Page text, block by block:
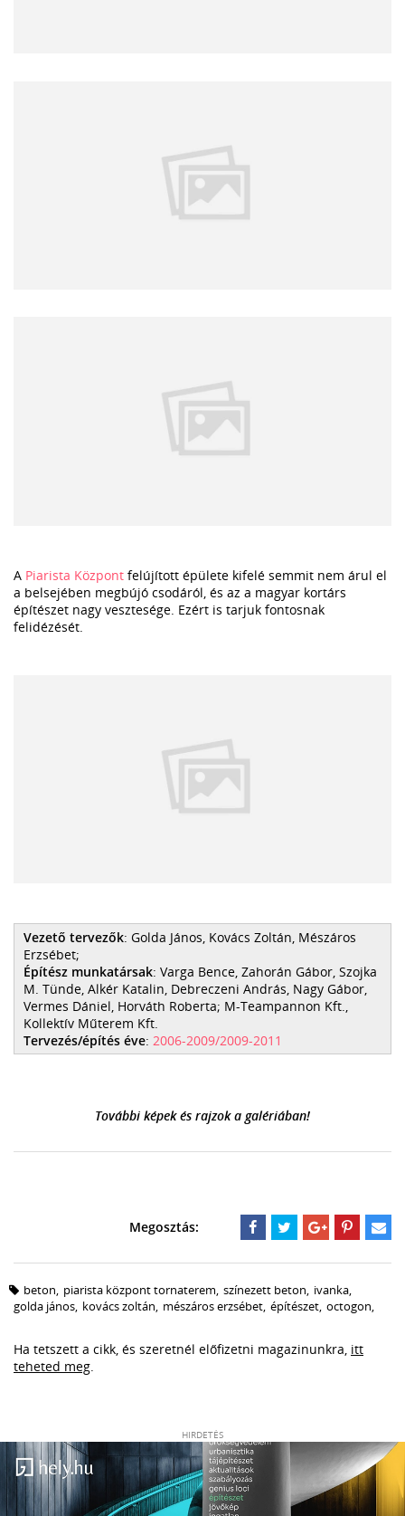
A Piarista Központ felújított épülete kifelé semmit nem árul el
a belsejében megbújó csodáról, és az a magyar kortárs
építészet nagy vesztesége. Ezért is tarjuk fontosnak
felidézését.
Vezető tervezők: Golda János, Kovács Zoltán, Mészáros
Erzsébet;
Építész munkatársak: Varga Bence, Zahorán Gábor, Szojka
M. Tünde, Alkér Katalin, Debreczeni András, Nagy Gábor,
Vermes Dániel, Horváth Roberta; M-Teampannon Kft.,
Kollektív Műterem Kft.
Tervezés/építés éve: 2006-2009/2009-2011
További képek és rajzok a galériában!
beton, piarista központ tornaterem, színezett beton, ivanka,
golda jános, kovács zoltán, mészáros erzsébet, építészet, octogon,
Ha tetszett a cikk, és szeretnél előfizetni magazinunkra, itt
teheted meg.
HIRDETÉS